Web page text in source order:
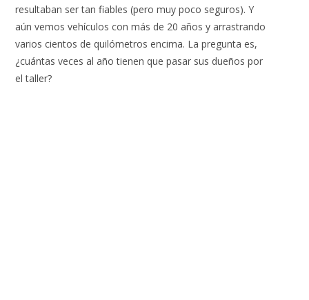
resultaban ser tan fiables (pero muy poco seguros). Y
aún vemos vehículos con más de 20 años y arrastrando
varios cientos de quilómetros encima. La pregunta es,
¿cuántas veces al año tienen que pasar sus dueños por
el taller?